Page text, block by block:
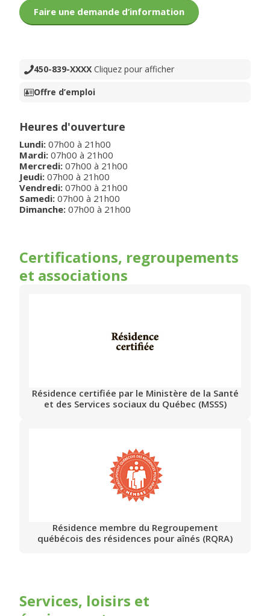
Faire une demande d’information
450-839-XXXX Cliquez pour afficher
Offre d’emploi
Heures d'ouverture
Lundi: 07h00 à 21h00
Mardi: 07h00 à 21h00
Mercredi: 07h00 à 21h00
Jeudi: 07h00 à 21h00
Vendredi: 07h00 à 21h00
Samedi: 07h00 à 21h00
Dimanche: 07h00 à 21h00
Certifications, regroupements
et associations
Résidence certifiée par le Ministère de la Santé
et des Services sociaux du Québec (MSSS)
Résidence membre du Regroupement
québécois des résidences pour aînés (RQRA)
Services, loisirs et